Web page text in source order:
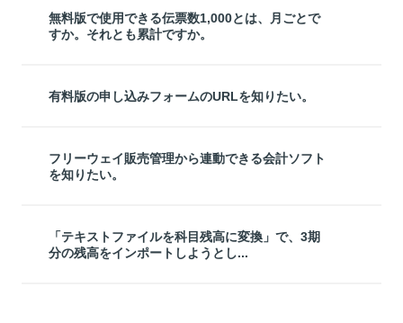
無料版で使用できる伝票数1,000とは、月ごとで
すか。それとも累計ですか。
有料版の申し込みフォームのURLを知りたい。
フリーウェイ販売管理から連動できる会計ソフト
を知りたい。
「テキストファイルを科目残高に変換」で、3期
分の残高をインポートしようとし...